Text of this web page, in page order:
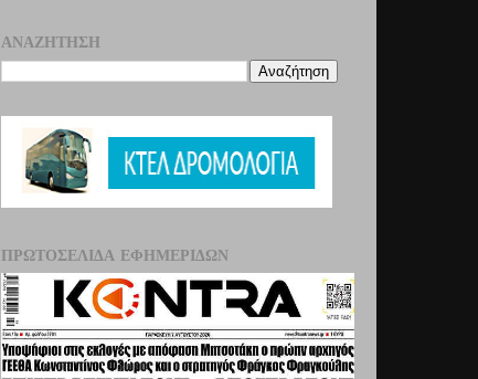
ΑΝΑΖΉΤΗΣΗ
ΠΡΩΤΟΣΈΛΙΔΑ ΕΦΗΜΕΡΊΔΩΝ